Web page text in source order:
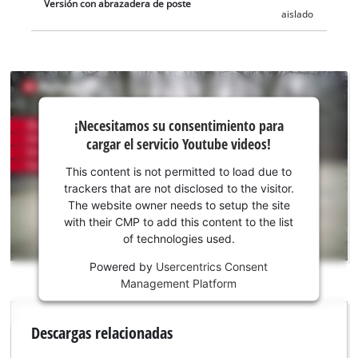
Versión con abrazadera de poste
aislado
¡Necesitamos
consentimiento
para cargar el
servicio
Youtube!
is
permitted
¡Necesitamos su consentimiento para
cargar el servicio Youtube videos!
This content is not permitted to load due to
trackers that are not disclosed to the visitor.
The website owner needs to setup the site
with their CMP to add this content to the list
of technologies used.
Powered by Usercentrics Consent
Management Platform
Descargas relacionadas